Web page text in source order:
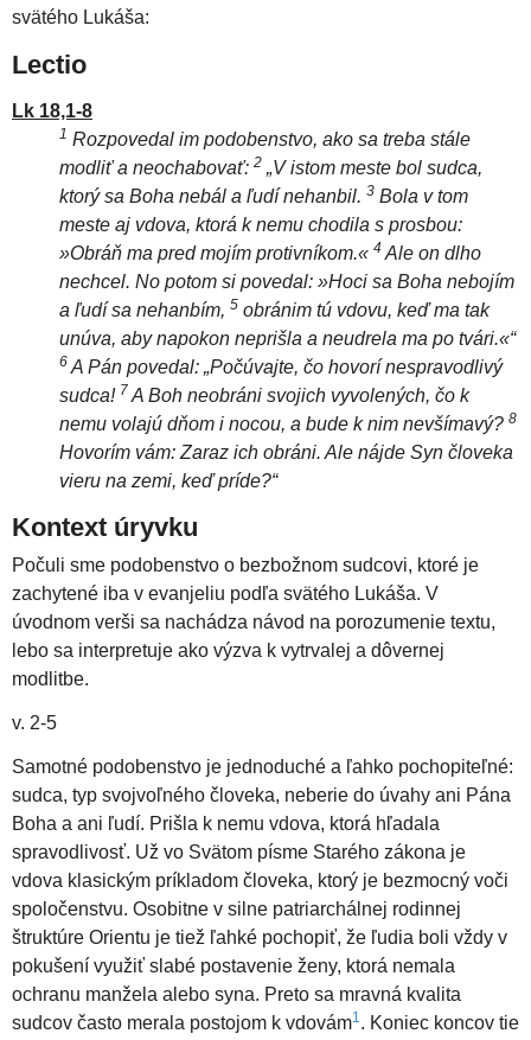
svätého Lukáša:
Lectio
Lk 18,1-8
1 Rozpovedal im podobenstvo, ako sa treba stále
modliť a neochabovať: 2 „V istom meste bol sudca,
ktorý sa Boha nebál a ľudí nehanbil. 3 Bola v tom
meste aj vdova, ktorá k nemu chodila s prosbou:
»Obráň ma pred mojím protivníkom.« 4 Ale on dlho
nechcel. No potom si povedal: »Hoci sa Boha nebojím
a ľudí sa nehanbím, 5 obránim tú vdovu, keď ma tak
unúva, aby napokon neprišla a neudrela ma po tvári.«“
6 A Pán povedal: „Počúvajte, čo hovorí nespravodlivý
sudca! 7 A Boh neobráni svojich vyvolených, čo k
nemu volajú dňom i nocou, a bude k nim nevšímavý? 8
Hovorím vám: Zaraz ich obráni. Ale nájde Syn človeka
vieru na zemi, keď príde?“
Kontext úryvku
Počuli sme podobenstvo o bezbožnom sudcovi, ktoré je
zachytené iba v evanjeliu podľa svätého Lukáša. V
úvodnom verši sa nachádza návod na porozumenie textu,
lebo sa interpretuje ako výzva k vytrvalej a dôvernej
modlitbe.
v. 2-5
Samotné podobenstvo je jednoduché a ľahko pochopiteľné:
sudca, typ svojvoľného človeka, neberie do úvahy ani Pána
Boha a ani ľudí. Prišla k nemu vdova, ktorá hľadala
spravodlivosť. Už vo Svätom písme Starého zákona je
vdova klasickým príkladom človeka, ktorý je bezmocný voči
spoločenstvu. Osobitne v silne patriarchálnej rodinnej
štruktúre Orientu je tiež ľahké pochopiť, že ľudia boli vždy v
pokušení využiť slabé postavenie ženy, ktorá nemala
ochranu manžela alebo syna. Preto sa mravná kvalita
sudcov často merala postojom k vdovám1. Koniec koncov tie